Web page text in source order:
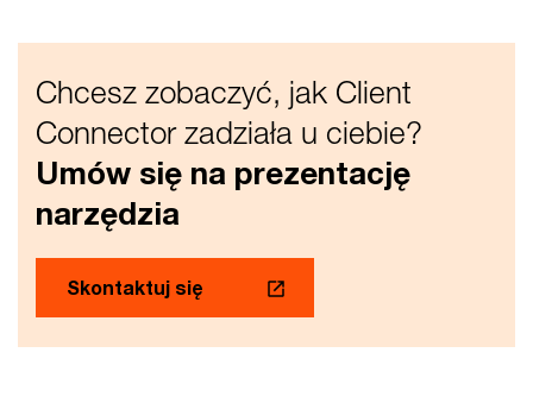
Chcesz zobaczyć, jak Client
Connector zadziała u ciebie?
Umów się na prezentację
narzędzia
Skontaktuj się